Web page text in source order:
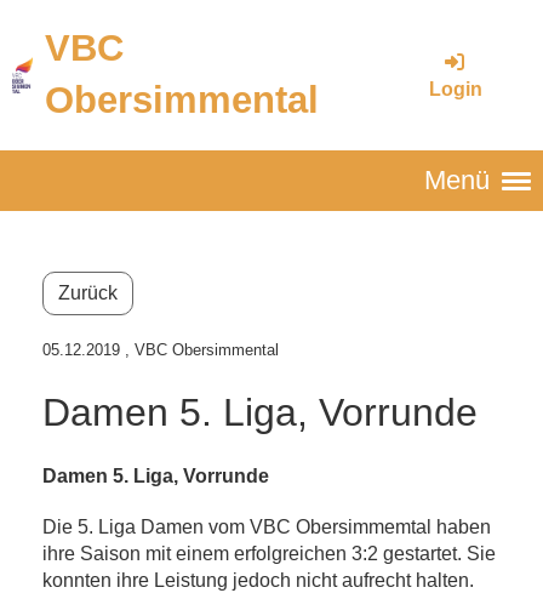
VBC
Obersimmental
Login
Menü
Zurück
05.12.2019 , VBC Obersimmental
Damen 5. Liga, Vorrunde
Damen 5. Liga, Vorrunde
Die 5. Liga Damen vom VBC Obersimmemtal haben
ihre Saison mit einem erfolgreichen 3:2 gestartet. Sie
konnten ihre Leistung jedoch nicht aufrecht halten.